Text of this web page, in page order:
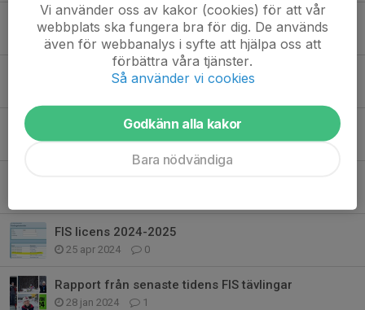
Grattis Agnes!
16 dec 2024 0
Grattis Stella !
Ny säsong för FIS gänget och Grattis William!
10 nov 2024 0
FIS licens 2024-2025
25 apr 2024 0
Rapport från senaste tidens FIS tävlingar
28 jan 2024 1
Vi använder oss av kakor (cookies) för att vår
webbplats ska fungera bra för dig. De används
även för webbanalys i syfte att hjälpa oss att
förbättra våra tjänster.
Så använder vi cookies
Godkänn alla kakor
Bara nödvändiga